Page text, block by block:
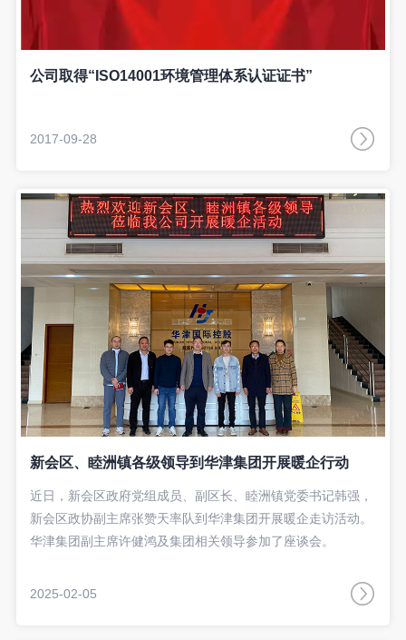
公司取得“ISO14001环境管理体系认证证书”
2017-09-28
新会区、睦洲镇各级领导到华津集团开展暖企行动
近日，新会区政府党组成员、副区长、睦洲镇党委书记韩强，
新会区政协副主席张赞天率队到华津集团开展暖企走访活动。
华津集团副主席许健鸿及集团相关领导参加了座谈会。
2025-02-05